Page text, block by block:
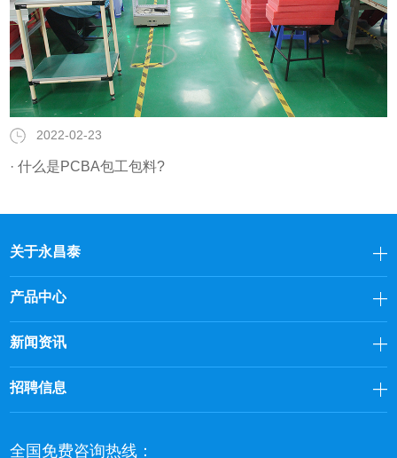
2022-02-23
· 什么是PCBA包工包料?
关于永昌泰
产品中心
新闻资讯
招聘信息
全国免费咨询热线：